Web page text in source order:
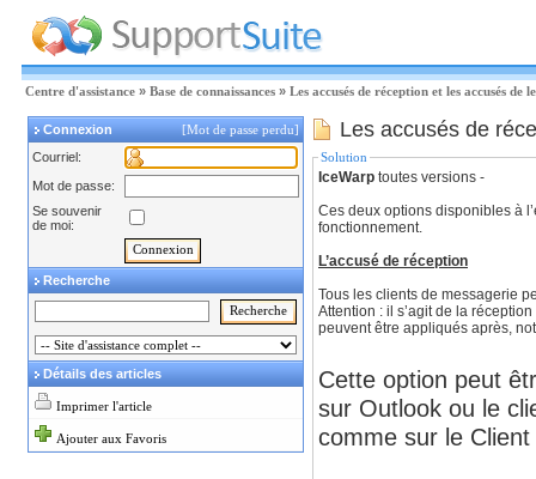
Centre d'assistance » Base de connaissances » Les accusés de réception et les accusés de
Connexion
[Mot de passe perdu]
Courriel:
Mot de passe:
Se souvenir
de moi:
Recherche
Détails des articles
Imprimer l'article
Ajouter aux Favoris
Les accusés de
Solution
IceWarp toutes versions -
Ces deux options disponibles à
fonctionnement.
L’accusé de réception
Tous les clients de messagerie
Attention : il s’agit de la
peuvent être appliqués après,
Cette option peut
sur Outlook ou le
comme sur le